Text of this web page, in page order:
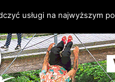
usługi na najwyższym